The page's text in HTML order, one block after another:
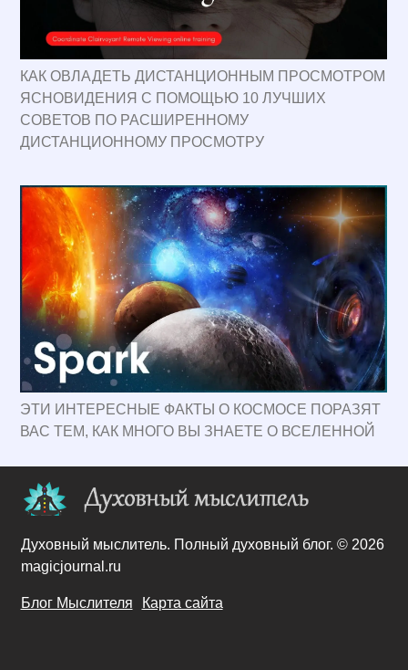
КАК ОВЛАДЕТЬ ДИСТАНЦИОННЫМ ПРОСМОТРОМ
ЯСНОВИДЕНИЯ С ПОМОЩЬЮ 10 ЛУЧШИХ
СОВЕТОВ ПО РАСШИРЕННОМУ
ДИСТАНЦИОННОМУ ПРОСМОТРУ
ЭТИ ИНТЕРЕСНЫЕ ФАКТЫ О КОСМОСЕ ПОРАЗЯТ
ВАС ТЕМ, КАК МНОГО ВЫ ЗНАЕТЕ О ВСЕЛЕННОЙ
Духовный мыслитель. Полный духовный блог. © 2026
magicjournal.ru
Блог Мыслителя Карта сайта